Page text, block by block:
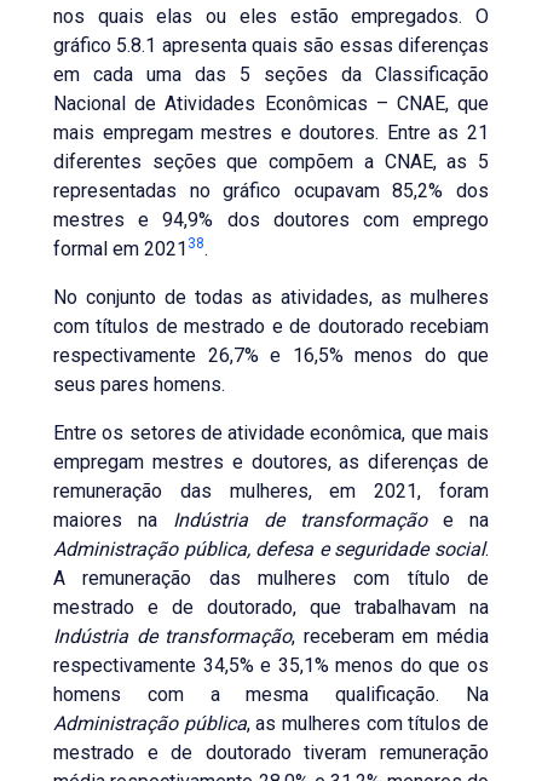
nos quais elas ou eles estão empregados. O
gráfico 5.8.1 apresenta quais são essas diferenças
em cada uma das 5 seções da Classificação
Nacional de Atividades Econômicas – CNAE, que
mais empregam mestres e doutores. Entre as 21
diferentes seções que compõem a CNAE, as 5
representadas no gráfico ocupavam 85,2% dos
mestres e 94,9% dos doutores com emprego
formal em 2021 38.
No conjunto de todas as atividades, as mulheres
com títulos de mestrado e de doutorado recebiam
respectivamente 26,7% e 16,5% menos do que
seus pares homens.
Entre os setores de atividade econômica, que mais
empregam mestres e doutores, as diferenças de
remuneração das mulheres, em 2021, foram
maiores na Indústria de transformaçãoe na
Administração pública, defesa e seguridade social.
A remuneração das mulheres com título de
mestrado e de doutorado, que trabalhavam na
Indústria de transformação, receberam em média
respectivamente 34,5% e 35,1% menos do que os
homens com a mesma qualificação. Na
Administração pública, as mulheres com títulos de
mestrado e de doutorado tiveram remuneração